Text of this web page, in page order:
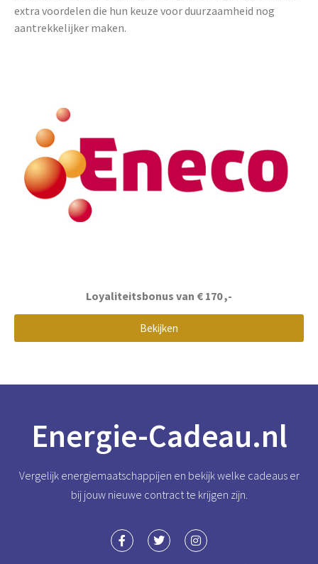
extra voordelen die hun keuze voor duurzaamheid nog
aantrekkelijker maken.
Loyaliteitsbonus van € 170,-
Bekijken
Energie-Cadeau.nl
Vergelijk energiemaatschappijen en bekijk welke cadeaus er
bij jouw nieuwe contract te krijgen zijn.